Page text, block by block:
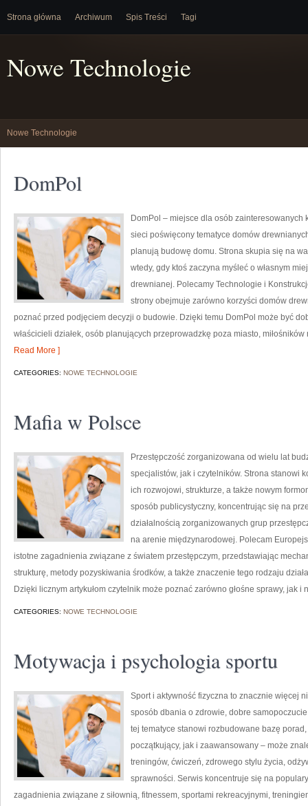
Strona główna Archiwum Spis Treści Tagi
Nowe Technologie
Nowe Technologie
DomPol
DomPol – miejsce dla osób
sieci poświęcony tematyce domów
planują budowę domu. Strona skupia się na
wtedy, gdy ktoś zaczyna myśleć o własnym
drewnianej. Polecamy Technologie i
strony obejmuje zarówno korzyści domów
poznać przed podjęciem decyzji o budowie. Dzięki temu DomPol może być
właścicieli działek, osób planujących przeprowadzkę poza miasto,
Read More ]
CATEGORIES: NOWE TECHNOLOGIE
Mafia w Polsce
Przestępczość zorganizowana od wielu lat
specjalistów, jak i czytelników. Strona stanowi
ich rozwojowi, strukturze, a także nowym
sposób publicystyczny, koncentrując się na
działalnością zorganizowanych grup
na arenie międzynarodowej. Polecam
istotne zagadnienia związane z światem przestępczym, przedstawiając
strukturę, metody pozyskiwania środków, a także znaczenie tego rodzaju
Dzięki licznym artykułom czytelnik może poznać zarówno głośne sprawy, jak i
CATEGORIES: NOWE TECHNOLOGIE
Motywacja i psychologia sportu
Sport i aktywność fizyczna to znacznie więcej
sposób dbania o zdrowie, dobre
tej tematyce stanowi rozbudowane bazę
początkujący, jak i zaawansowany – może
treningów, ćwiczeń, zdrowego stylu życia,
sprawności. Serwis koncentruje się na
zagadnienia związane z siłownią, fitnessem, sportami rekreacyjnymi,